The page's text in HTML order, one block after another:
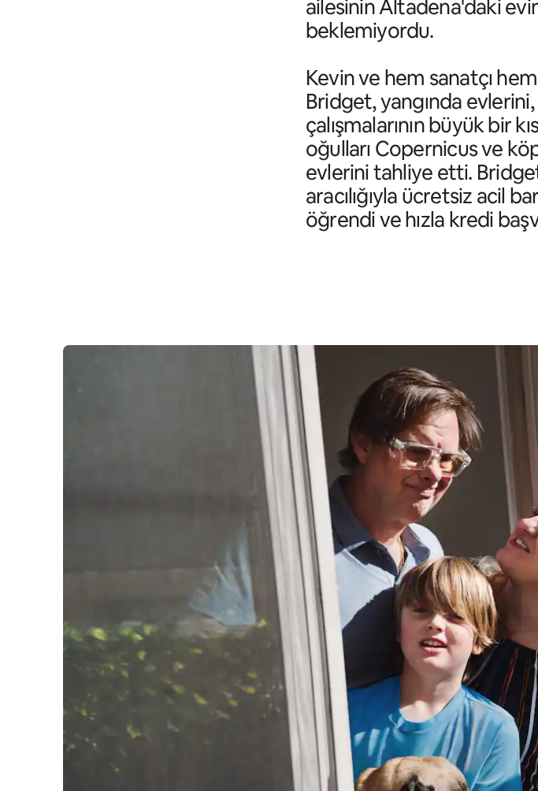
ailesinin Altadena'daki
beklemiyordu.
Kevin ve hem sanatçı
Bridget, yangında evlerini,
çalışmalarının büyük bir
oğulları Copernicus ve
evlerini tahliye etti.
aracılığıyla ücretsiz acil
öğrendi ve hızla kredi